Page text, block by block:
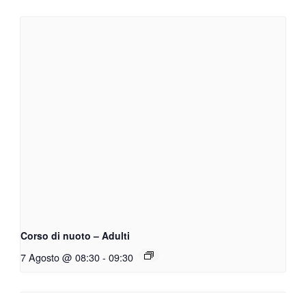
Corso di nuoto – Adulti
7 Agosto @ 08:30 - 09:30